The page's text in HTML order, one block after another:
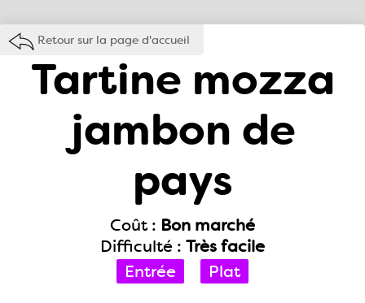
Retour sur la page d'accueil
Tartine mozza
jambon de
pays
Coût : Bon marché
Difficulté : Très facile
Entrée
Plat